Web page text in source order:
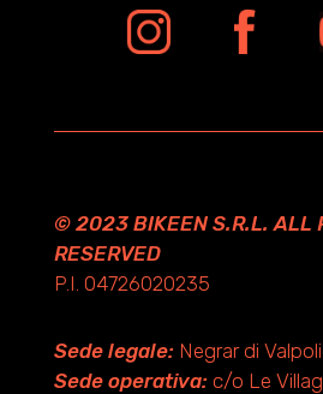
© 2023 BIKEEN S.R.L. ALL
RESERVED
P.I. 04726020235
Sede legale:Negrar di
Sede operativa:c/o Le